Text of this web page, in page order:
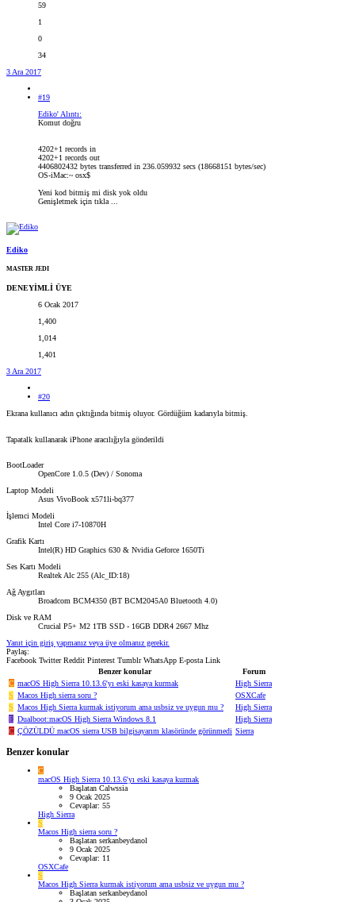
59
1
0
34
3 Ara 2017
#19
Ediko' Alıntı:
Komut doğru
4202+1 records in
4202+1 records out
4406802432 bytes transferred in 236.059932 secs (18668151 bytes/sec)
OS-iMac:~ osx$
Yeni kod bitmiş mi disk yok oldu
Genişletmek için tıkla ...
Ediko
MASTER JEDI
DENEYİMLİ ÜYE
6 Ocak 2017
1,400
1,014
1,401
3 Ara 2017
#20
Ekrana kullanıcı adın çıktığında bitmiş oluyor. Gördüğüm kadarıyla bitmiş.
Tapatalk kullanarak iPhone aracılığıyla gönderildi
BootLoader
OpenCore 1.0.5 (Dev) / Sonoma
Laptop Modeli
Asus VivoBook x571li-bq377
İşlemci Modeli
Intel Core i7-10870H
Grafik Kartı
Intel(R) HD Graphics 630 & Nvidia Geforce 1650Ti
Ses Kartı Modeli
Realtek Alc 255 (Alc_ID:18)
Ağ Aygıtları
Broadcom BCM4350 (BT BCM2045A0 Bluetooth 4.0)
Disk ve RAM
Crucial P5+ M2 1TB SSD - 16GB DDR4 2667 Mhz
Yanıt için giriş yapmanız veya üye olmanız gerekir.
Paylaş:
Facebook Twitter Reddit Pinterest Tumblr WhatsApp E-posta Link
Benzer konular
Forum
C macOS High Sierra 10.13.6'yı eski kasaya kurmak
High Sierra
S Macos High sierra soru ?
OSXCafe
S Macos High Sierra kurmak istiyorum ama usbsiz ve uygun mu ?
High Sierra
E Dualboot:macOS High Sierra Windows 8.1
High Sierra
C ÇÖZÜLDÜ macOS sierra USB bilgisayarım klasöründe görünmedi Sierra
Benzer konular
C
macOS High Sierra 10.13.6'yı eski kasaya kurmak
Başlatan Calwssia
9 Ocak 2025
Cevaplar: 55
High Sierra
S
Macos High sierra soru ?
Başlatan serkanbeydanol
9 Ocak 2025
Cevaplar: 11
OSXCafe
S
Macos High Sierra kurmak istiyorum ama usbsiz ve uygun mu ?
Başlatan serkanbeydanol